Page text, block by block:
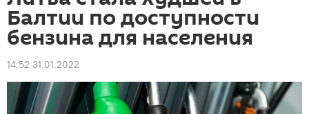
Балтии по доступности
бензина для населения
14:52 31.01.2022